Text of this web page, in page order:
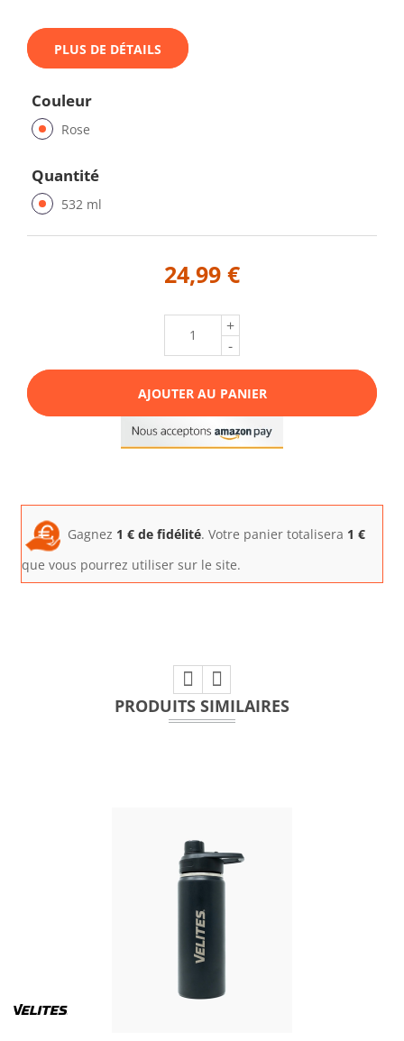
PLUS DE DÉTAILS
Couleur
Rose
Quantité
532 ml
24,99 €
+
-
AJOUTER AU PANIER
Gagnez 1 € de fidélité. Votre panier totalisera 1 €
que vous pourrez utiliser sur le site.
PRODUITS SIMILAIRES